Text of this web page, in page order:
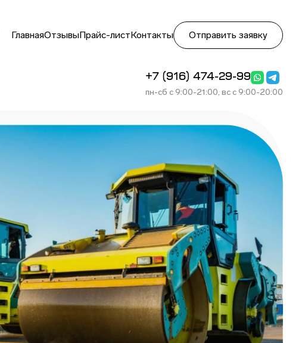
ГлавнаяОтзывыПрайс-листКонтакты Отправить заявку
+7 (916) 474-29-99
пн-сб с 9:00-21:00, вс с 9:00-20:00